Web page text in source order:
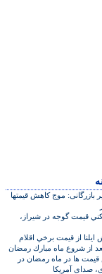
بازرگانی: موج کاهش قیمتها
قيمت گوجه در شيراز،
ایلنا از قيمت برخي اقلام
از شروع ماه مبارك رمضان
ها در ماه رمضان در
صدای آمریکا